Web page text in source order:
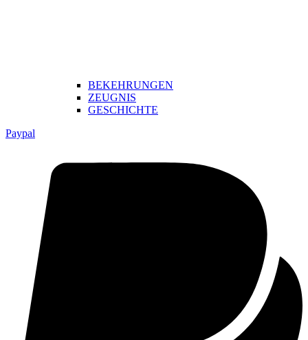
BEKEHRUNGEN
ZEUGNIS
GESCHICHTE
Paypal